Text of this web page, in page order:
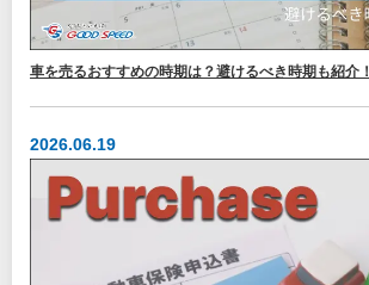
車を売るおすすめの時期は？避けるべき時期も紹介！
2026.06.19